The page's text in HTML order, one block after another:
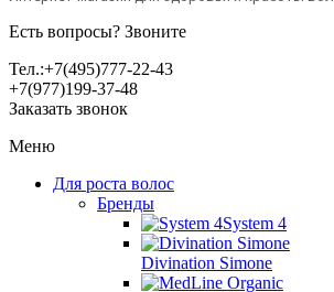
Есть вопросы? Звоните
Тел.:+7(495)777-22-43
+7(977)199-37-48
Заказать звонок
Меню
Для роста волос
Бренды
System 4
Divination Simone